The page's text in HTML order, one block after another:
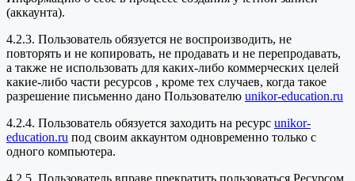
(аккаунта).
4.2.3. Пользователь обязуется не воспроизводить, не
повторять и не копировать, не продавать и не перепродавать,
а также не использовать для каких-либо коммерческих целей
какие-либо части ресурсов , кроме тех случаев, когда такое
разрешение письменно дано Пользователю unikor-education.ru
4.2.4. Пользователь обязуется заходить на ресурс unikor-
education.ru под своим аккаунтом одновременно только с
одного компьютера.
4.2.5. Пользователь вправе прекратить пользоваться Ресурсом